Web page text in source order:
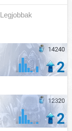
Legjobbak
14240
2
12320
2